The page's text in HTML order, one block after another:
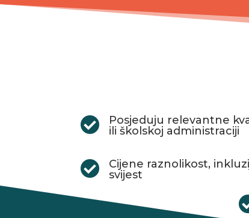

Posjeduju relevantne
ili školskoj administraciji

Cijene raznolikost,
svijest